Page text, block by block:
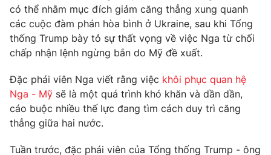
® Cấm sao chép dưới mọi hình thức nếu không có sự chấp
thuận bằng văn bản. Ghi rõ nguồn VTV.vn khi phát hành lại
thông tin từ website này.
có thể nhằm mục đích giảm căng thẳng xung quanh
các cuộc đàm phán hòa bình ở Ukraine, sau khi Tổng
thống Trump bày tỏ sự thất vọng về việc Nga từ chối
chấp nhận lệnh ngừng bắn do Mỹ đề xuất.
Đặc phái viên Nga viết rằng việc khôi phục quan hệ
Nga - Mỹ sẽ là một quá trình khó khăn và dần dần,
cáo buộc nhiều thế lực đang tìm cách duy trì căng
thẳng giữa hai nước.
Tuần trước, đặc phái viên của Tổng thống Trump - ông